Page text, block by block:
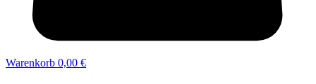
Warenkorb 0,00 €